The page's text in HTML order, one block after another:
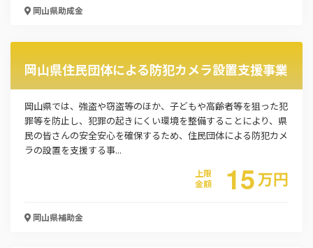
岡山県助成金
岡山県住民団体による防犯カメラ設置支援事業
岡山県では、強盗や窃盗等のほか、子どもや高齢者等を狙った犯
罪等を防止し、犯罪の起きにくい環境を整備することにより、県
民の皆さんの安全安心を確保するため、住民団体による防犯カメ
ラの設置を支援する事...
上限
金額
15万円
岡山県補助金